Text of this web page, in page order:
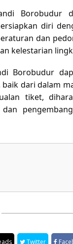
Borobudur
diri
dan
kelestarian
Borobudur
dari dalam
tiket,
Twitter